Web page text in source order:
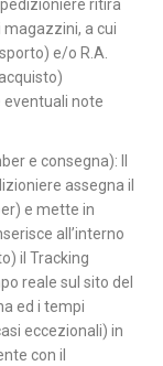
ritira
a cui
e/o R.A.
eventuali note
e consegna): Il
assegna il
e mette in
all’interno
il Tracking
reale sul sito del
ed i tempi
eccezionali) in
con il